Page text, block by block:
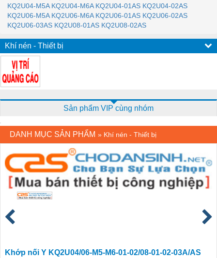
KQ2U04-M5A KQ2U04-M6A KQ2U04-01AS KQ2U04-02AS
KQ2U06-M5A KQ2U06-M6A KQ2U06-01AS KQ2U06-02AS
KQ2U06-03AS KQ2U08-01AS KQ2U08-02AS
Khí nén - Thiết bị
Sản phẩm VIP cùng nhóm
DANH MỤC SẢN PHẨM » Khí nén - Thiết bị
Khớp nối Y KQ2U04/06-M5-M6-01-02/08-01-02-03A/AS